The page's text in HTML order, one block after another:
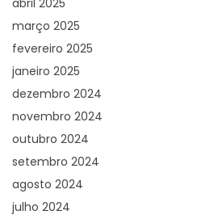
março 2025
fevereiro 2025
janeiro 2025
dezembro 2024
novembro 2024
outubro 2024
setembro 2024
agosto 2024
julho 2024